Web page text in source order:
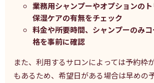
業務用シャンプーやオプションのト
保湿ケアの有無をチェック
料金や所要時間、シャンプーのみ
格を事前に確認
また、利用するサロンによっては予約枠
もあるため、希望日がある場合は早めの